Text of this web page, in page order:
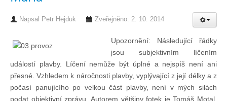
Fotogalerie
Napsal Petr Hejduk Zveřejněno: 2. 10. 2014
Upozornění: Následující řádky
jsou subjektivním líčením
událostí plavby. Líčení nemůže být úplné a nejspíš není ani
přesné. Vzhledem k náročnosti plavby, vyplývající z její délky a z
počasí panujícího po velkou část plavby, není v mých silách
podat objektivní zprávu. Autorem většiny fotek je Tomáš Motal,